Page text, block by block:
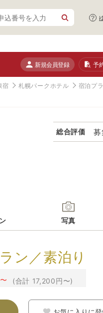
新規会員登録 予
宿 札幌パークホテル
宿泊プ
総合評価 募
写真
ン／素泊り
(合計 17,200円〜)